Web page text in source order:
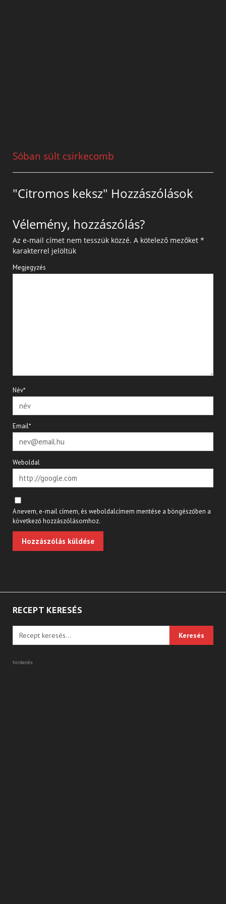
Sóban sült csirkecomb
"Citromos keksz" Hozzászólások
Vélemény, hozzászólás?
Az e-mail címet nem tesszük közzé. A kötelező mezőket *
karakterrel jelöltük
Megjegyzés
Név*
Email*
Weboldal
A nevem, e-mail címem, és weboldalcímem mentése a böngészőben a
következő hozzászólásomhoz.
RECEPT KERESÉS
hirdetés